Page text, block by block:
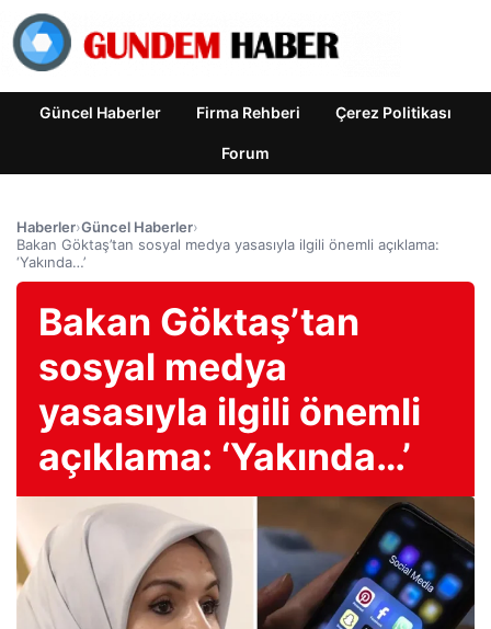
Güncel Haberler Firma Rehberi Çerez Politikası
Forum
Haberler›Güncel Haberler›
Bakan Göktaş’tan sosyal medya yasasıyla ilgili önemli açıklama:
‘Yakında…’
Bakan Göktaş’tan
sosyal medya
yasasıyla ilgili önemli
açıklama: ‘Yakında…’